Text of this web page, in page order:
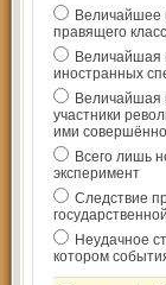
Величайшее
правящего
Величайшая
иностранных
Величайшая
участники
ими
Всего лишь
эксперимент
Следствие
Неудачное
котором